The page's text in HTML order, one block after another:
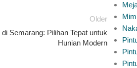
Older
Semarang: Pilihan Tepat untuk
Hunian Modern